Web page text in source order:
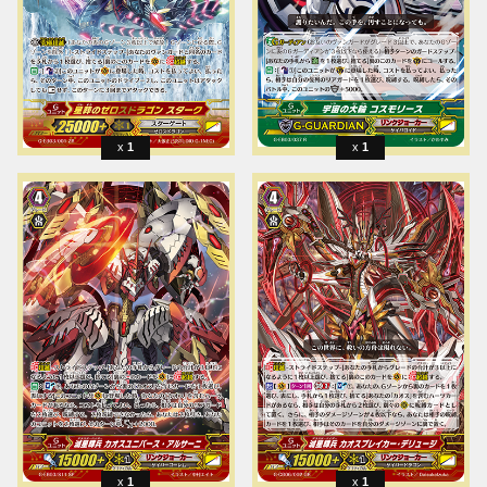
1 1
1 1